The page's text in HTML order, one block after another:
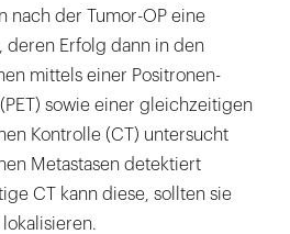
nach der Tumor-OP eine
deren Erfolg dann in den
mittels einer Positronen-
sowie einer gleichzeitigen
Kontrolle (CT) untersucht
Metastasen detektiert
CT kann diese, sollten sie